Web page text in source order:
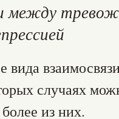
между
вида
случаях
из них.